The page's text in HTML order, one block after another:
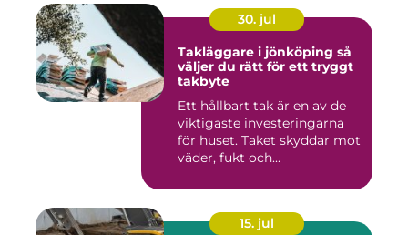
30. jul
Takläggare i jönköping så
väljer du rätt för ett tryggt
takbyte
Ett hållbart tak är en av de
viktigaste investeringarna
för huset. Taket skyddar mot
väder, fukt och...
15. jul